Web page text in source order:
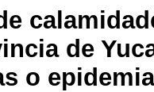
de
o